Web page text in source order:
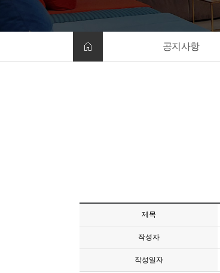
공지사항
제목
작성자
작성일자